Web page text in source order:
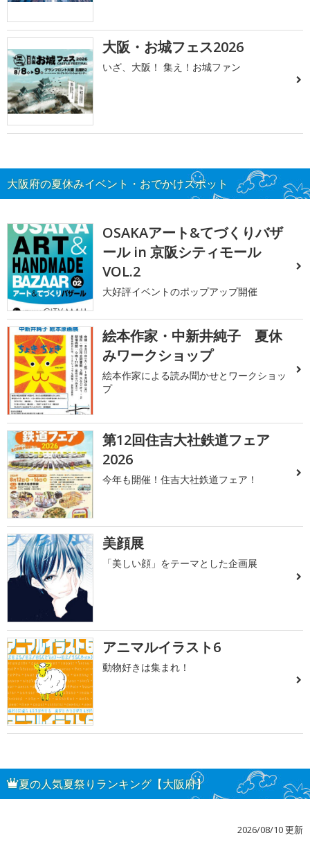
大阪・お城フェス2026
いざ、大阪！ 集え！お城ファン
大阪府の夏休みイベント・おでかけスポット
OSAKAアート&てづくりバザ
ール in 京阪シティモール
VOL.2
大好評イベントのポップアップ開催
絵本作家・中新井純子 夏休
みワークショップ
絵本作家による読み聞かせとワークショッ
プ
第12回住吉大社鉄道フェア
2026
今年も開催！住吉大社鉄道フェア！
美顔展
「美しい顔」をテーマとした企画展
アニマルイラスト6
動物好きは集まれ！
夏の人気夏祭りランキング【大阪府】
2026/08/10 更新